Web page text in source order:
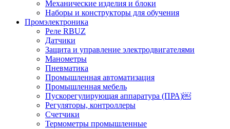
Механические изделия и блоки
Наборы и конструкторы для обучения
Промэлектроника
Реле RBUZ
Датчики
Защита и управление электродвигателями
Манометры
Пневматика
Промышленная автоматизация
Промышленная мебель
Пускорегулирующая аппаратура (ПРА)￼
Регуляторы, контроллеры
Счетчики
Термометры промышленные